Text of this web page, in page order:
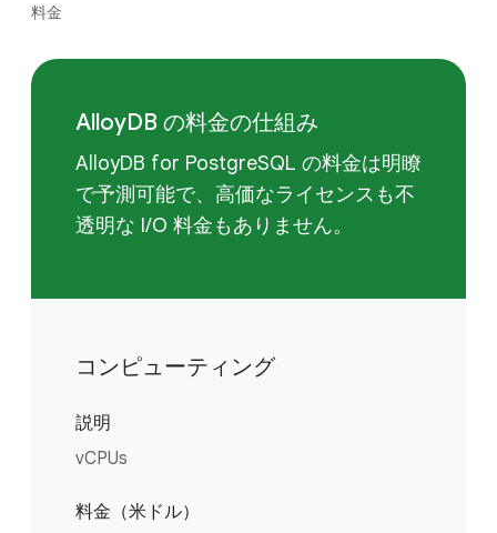
料金
AlloyDB の料金の仕組み
AlloyDB for PostgreSQL の料金は明瞭
で予測可能で、高価なライセンスも不
透明な I/O 料金もありません。
コンピューティング
説明
vCPUs
料金（米ドル）